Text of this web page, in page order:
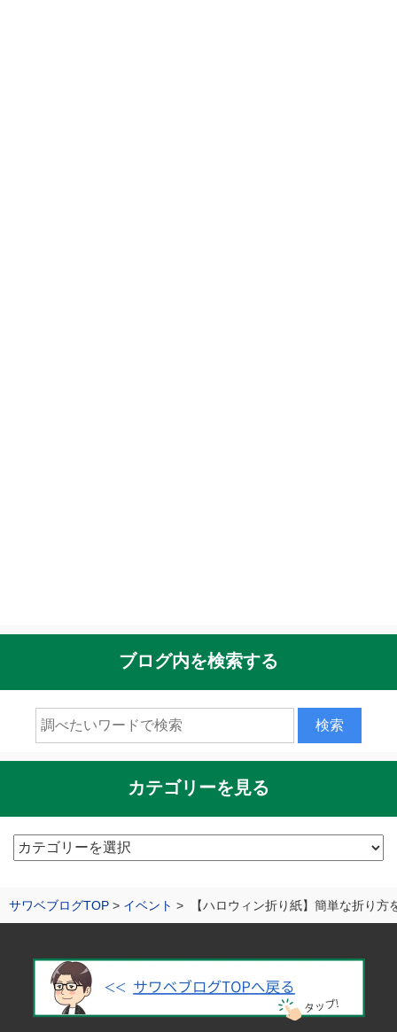
サワベブログTOP イベント 【ハロウィン折り紙】簡単な折り
ブログ内を検索する
カテゴリーを見る
カ
リ